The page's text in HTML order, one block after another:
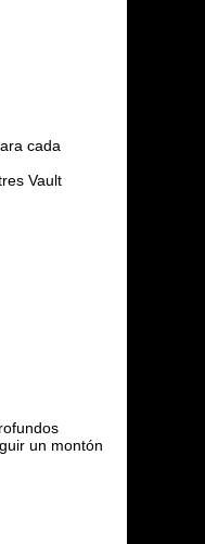
cada
Vault
un montón